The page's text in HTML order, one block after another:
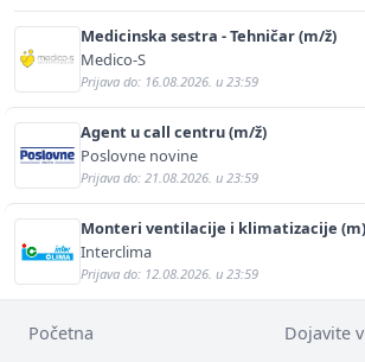
Medicinska sestra - Tehničar (m/ž)
Medico-S
Prijava do: 16.08.2026. u 23:59
Agent u call centru (m/ž)
Poslovne novine
Prijava do: 21.08.2026. u 23:59
Monteri ventilacije i klimatizacije (m)
Interclima
Prijava do: 12.08.2026. u 23:59
Početna Dojavite